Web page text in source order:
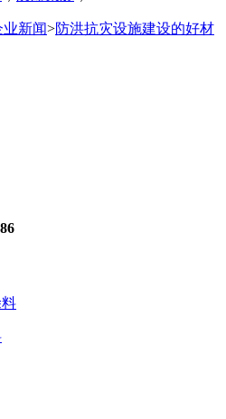
业新闻>防洪抗灾设施建设的好材